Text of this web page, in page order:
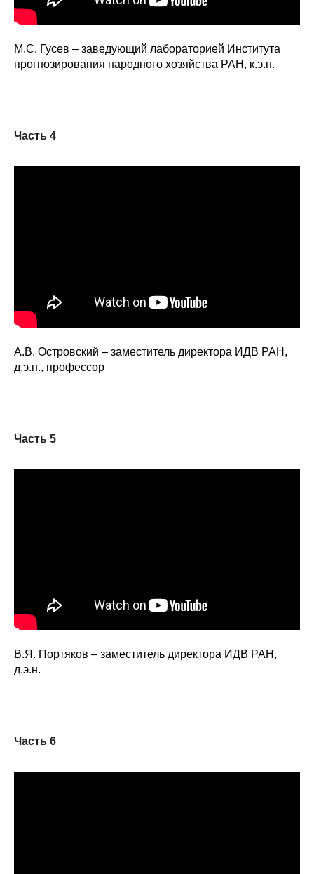
М.С. Гусев – заведующий лабораторией Института
прогнозирования народного хозяйства РАН, к.э.н.
Часть 4
А.В. Островский – заместитель директора ИДВ РАН,
д.э.н., профессор
Часть 5
В.Я. Портяков – заместитель директора ИДВ РАН,
д.э.н.
Часть 6